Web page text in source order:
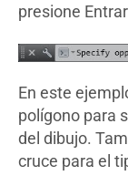
presione
En este
polígono para
del dibujo.
cruce para el